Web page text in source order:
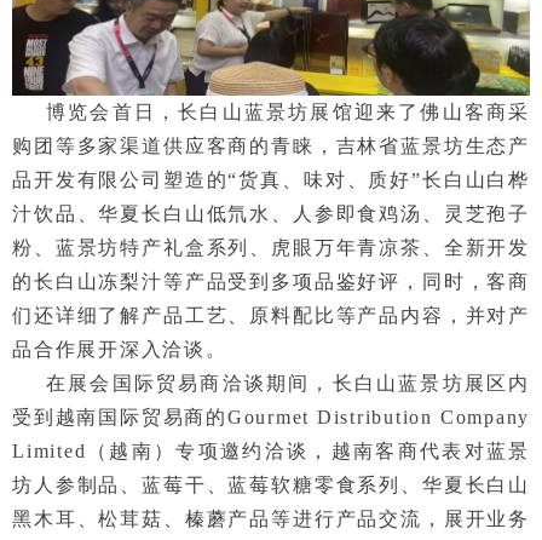
博览会首日，长白山蓝景坊展馆迎来了佛山客商采
购团等多家渠道供应客商的青睐，吉林省蓝景坊生态产
品开发有限公司塑造的“货真、味对、质好”长白山白桦
汁饮品、华夏长白山低氘水、人参即食鸡汤、灵芝孢子
粉、蓝景坊特产礼盒系列、虎眼万年青凉茶、全新开发
的长白山冻梨汁等产品受到多项品鉴好评，同时，客商
们还详细了解产品工艺、原料配比等产品内容，并对产
品合作展开深入洽谈。
在展会国际贸易商洽谈期间，长白山蓝景坊展区内
受到越南国际贸易商的Gourmet Distribution Company
Limited（越南）专项邀约洽谈，越南客商代表对蓝景
坊人参制品、蓝莓干、蓝莓软糖零食系列、华夏长白山
黑木耳、松茸菇、榛蘑产品等进行产品交流，展开业务